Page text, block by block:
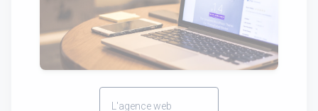
L'agence web